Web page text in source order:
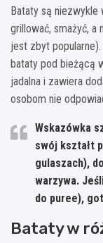
Bataty są
grillować, smażyć, a
jest zbyt
bataty pod bieżącą
jadalna i zawiera
osobom nie
Wskazówka
swój kształt
gulaszach),
warzywa.
do puree),
Bataty w